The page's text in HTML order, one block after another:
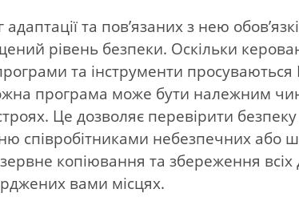
та пов’язаних з нею
рівень безпеки. Оскільки
та інструменти просуваються
програма може бути належним
Це дозволяє перевірити
співробітниками небезпечних або
копіювання та збереження всіх
вами місцях.